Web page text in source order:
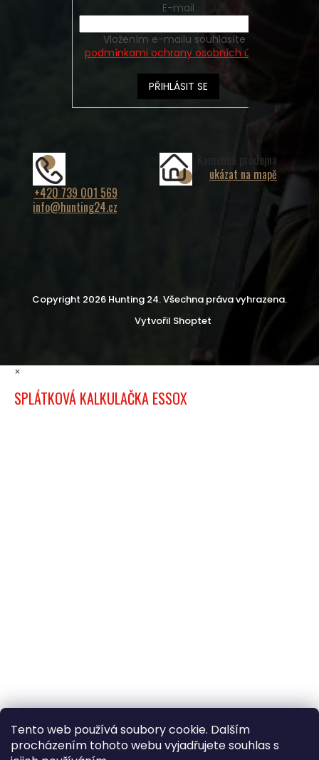
Tento web používá soubory cookie. Dalším
procházením tohoto webu vyjadřujete souhlas s
E-mail
podmínkami ochrany osobních údajů
PŘIHLÁSIT SE
+420 739 001 569
info@hunting24.cz
Kamenná prodejna
ukázat na mapě
Vytvořil Shoptet
Copyright 2026 Hunting 24. Všechna práva vyhrazena.
×
SPLÁTKOVÁ KALKULAČKA ESSOX
×
Hledáte nejvýhodnější cenu? Získáte jí